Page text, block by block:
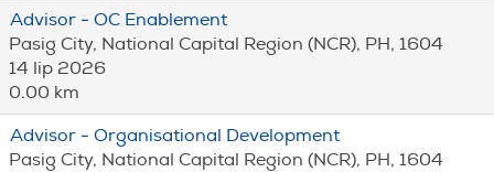
Advisor - OC Enablement
Pasig City, National Capital Region (NCR), PH, 1604
14 lip 2026
0.00 km
Advisor - Organisational Development
Pasig City, National Capital Region (NCR), PH, 1604